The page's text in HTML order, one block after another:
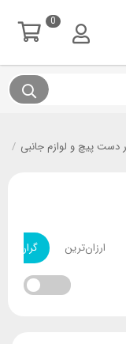
0
دست پیچ و لوازم جانبی /
ارزان‌ترین